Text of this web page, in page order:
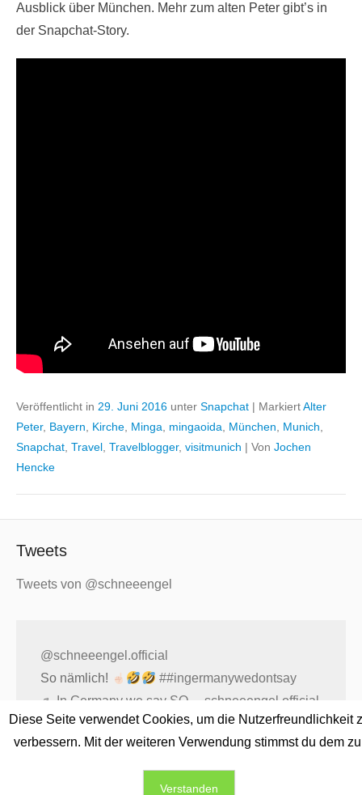
Ausblick über München. Mehr zum alten Peter gibt’s in
der Snapchat-Story.
Veröffentlicht in 29. Juni 2016 unter Snapchat | MarkiertAlter
Peter, Bayern Kirche Minga mingaoida München Munich
Snapchat Travel Travelblogger, visitmunich | Von Jochen
Hencke
Tweets
Tweets von @schneeengel
@schneeengel.official
So nämlich!
##ingermanywedontsay
♬ In Germany we say SO ... schneeengel.official
- Jochen Hencke
Diese Seite verwendet Cookies, um die Nutzerfreundlichkeit
verbessern. Mit der weiteren Verwendung stimmst du dem
Verstanden